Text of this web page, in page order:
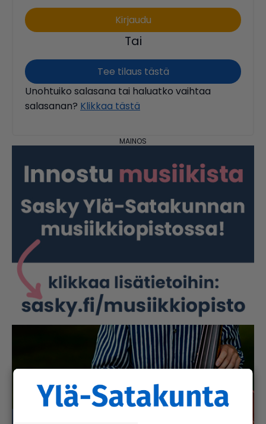
Tai
Tee tilaus tästä
Unohtuiko salasana tai haluatko vaihtaa
salasanan? Klikkaa tästä